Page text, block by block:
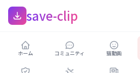
save-clip
ホーム コミュニティ 猫動画